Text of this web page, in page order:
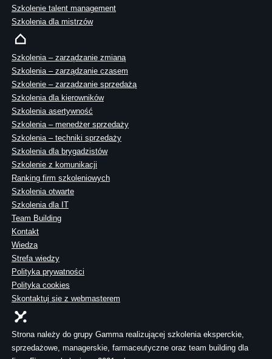
Szkolenie talent management
Szkolenia dla mistrzów
Szkolenia – zarządzanie zmianą
Szkolenia – zarządzanie czasem
Szkolenie – zarządzanie sprzedażą
Szkolenia dla kierowników
Szkolenia asertywność
Szkolenia – menedżer sprzedaży
Szkolenia – techniki sprzedaży
Szkolenia dla brygadzistów
Szkolenie z komunikacji
Ranking firm szkoleniowych
Szkolenia otwarte
Szkolenia dla IT
Team Building
Kontakt
Wiedza
Strefa wiedzy
Polityka prywatności
Polityka cookies
Skontaktuj sie z webmasterem
Strona należy do grupy Gamma realizującej szkolenia eksperckie,
sprzedażowe, managerskie, farmaceutyczne oraz team building dla